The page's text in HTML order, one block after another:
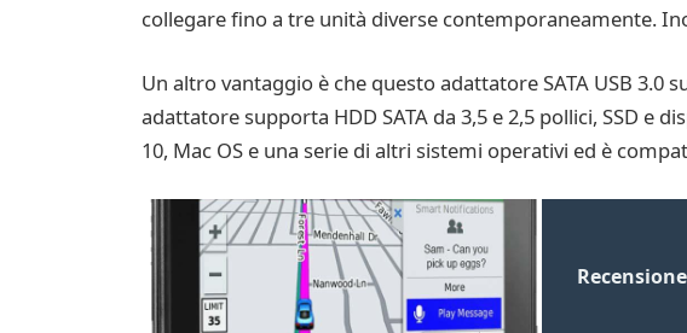
collegare fino a tre unità diverse contemporaneamente.
Un altro vantaggio è che questo adattatore SATA USB 3.0
adattatore supporta HDD SATA da 3,5 e 2,5 pollici, SSD e
10, Mac OS e una serie di altri sistemi operativi ed è